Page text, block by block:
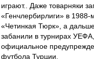
играют.. Даже товарняки
«Генчлербирлиги» в 1988-
«Четинкая Тюрк», а
забанили в турнирах
официальное
футбола Турции.